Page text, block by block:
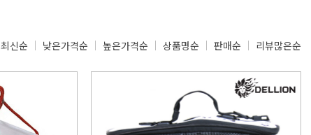
최신순 낮은가격순 높은가격순 상품명순 판매순 리뷰많은순